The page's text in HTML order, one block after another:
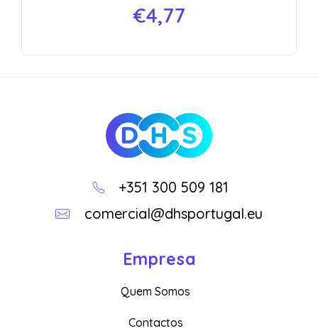
€4,77
+351 300 509 181
comercial@dhsportugal.eu
Empresa
Quem Somos
Contactos